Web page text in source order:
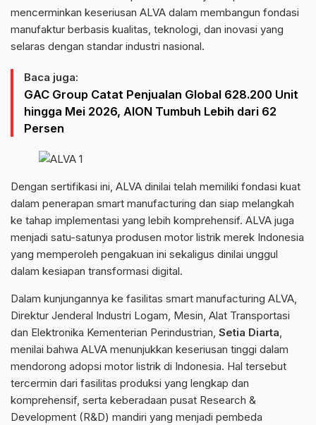
mencerminkan keseriusan ALVA dalam membangun fondasi
manufaktur berbasis kualitas, teknologi, dan inovasi yang
selaras dengan standar industri nasional.
Baca juga:
GAC Group Catat Penjualan Global 628.200 Unit
hingga Mei 2026, AION Tumbuh Lebih dari 62
Persen
Dengan sertifikasi ini, ALVA dinilai telah memiliki fondasi kuat
dalam penerapan smart manufacturing dan siap melangkah
ke tahap implementasi yang lebih komprehensif. ALVA juga
menjadi satu-satunya produsen motor listrik merek Indonesia
yang memperoleh pengakuan ini sekaligus dinilai unggul
dalam kesiapan transformasi digital.
Dalam kunjungannya ke fasilitas smart manufacturing ALVA,
Direktur Jenderal Industri Logam, Mesin, Alat Transportasi
dan Elektronika Kementerian Perindustrian, Setia Diarta,
menilai bahwa ALVA menunjukkan keseriusan tinggi dalam
mendorong adopsi motor listrik di Indonesia. Hal tersebut
tercermin dari fasilitas produksi yang lengkap dan
komprehensif, serta keberadaan pusat Research &
Development (R&D) mandiri yang menjadi pembeda